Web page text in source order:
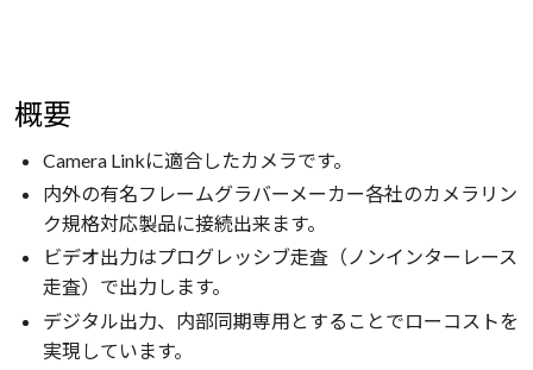
概要
Camera Linkに適合したカメラです。
内外の有名フレームグラバーメーカー各社のカメラリン
ク規格対応製品に接続出来ます。
ビデオ出力はプログレッシブ走査（ノンインターレース
走査）で出力します。
デジタル出力、内部同期専用とすることでローコストを
実現しています。